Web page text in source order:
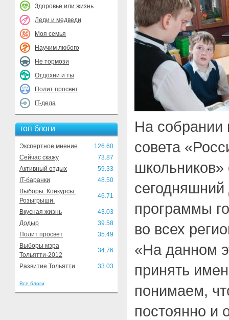
Здоровье или жизнь
Леди и медведи
Моя семья
Научим любого
Не тормози
Отдохни и ты
Полит просвет
IT-дела
топ блоги
Экспертное мнение
126.60
Сейчас скажу
73.87
Активный отдых
59.33
IT-баранки
48.50
Выборы. Конкурсы.
Розыгрыши.
46.71
Вкусная жизнь
43.03
Додыр
39.58
Полит просвет
35.49
Выборы мэра
Тольятти-2012
34.76
Развитие Тольятти 33.03
Все блоги
На собрании
совета
программы
во всех
«На данном
принять
понимаем,
постоянно и